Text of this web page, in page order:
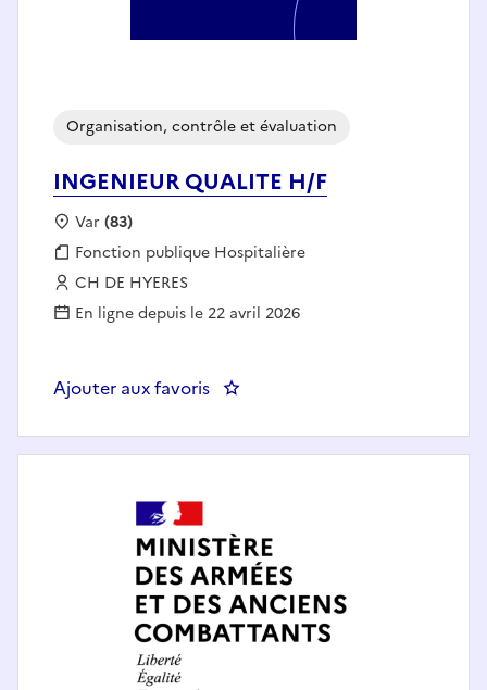
INGENIEUR QUALITE H/F
Organisation, contrôle et évaluation
Localisation :
Var (83)
Fonction publique :
Fonction publique Hospitalière
Employeur :
CH DE HYERES
En ligne depuis le 22 avril 2026
Ajouter aux favoris : INGENIEUR QUALITE H/F